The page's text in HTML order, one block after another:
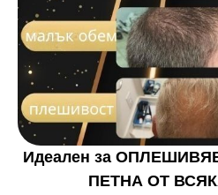
Идеален за
ПЕТНА ОТ